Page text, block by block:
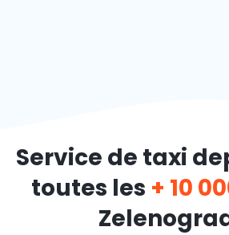
Service de taxi
toutes les + 10